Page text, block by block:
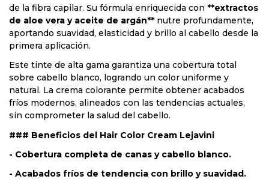
de la fibra capilar. Su fórmula enriquecida con **extractos
de aloe vera y aceite de argán** nutre profundamente,
aportando suavidad, elasticidad y brillo al cabello desde la
primera aplicación.
Este tinte de alta gama garantiza una cobertura total
sobre cabello blanco, logrando un color uniforme y
natural. La crema colorante permite obtener acabados
fríos modernos, alineados con las tendencias actuales,
sin comprometer la salud del cabello.
### Beneficios del Hair Color Cream Lejavini
- Cobertura completa de canas y cabello blanco.
- Acabados fríos de tendencia con brillo y suavidad.